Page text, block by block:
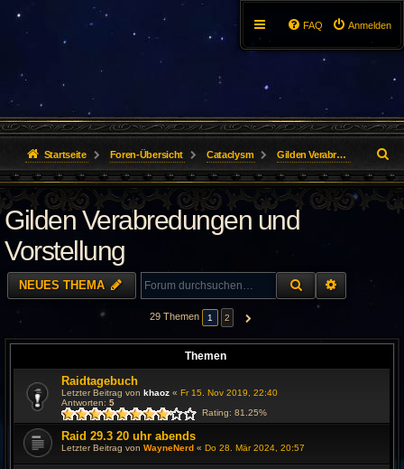
Anmelden
FAQ
Startseite Foren-Übersicht Cataclysm Gilden Verabredungen und Vorstellung
u
c
Gilden Verabredungen und
Vorstellung
NEUES THEMA SUCHE
29 Themen 1 2 NÄCHSTE
Themen
Raidtagebuch
Letzter Beitrag von khaoz « Fr 15. Nov 2019, 22:40
Antworten: 5
Rating: 81.25%
Raid 29.3 20 uhr abends
Letzter Beitrag von WayneNerd « Do 28. Mär 2024, 20:57